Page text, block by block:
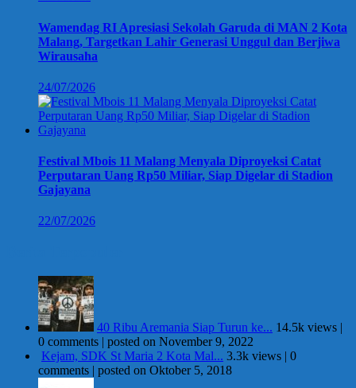
Wamendag RI Apresiasi Sekolah Garuda di MAN 2 Kota
Malang, Targetkan Lahir Generasi Unggul dan Berjiwa
Wirausaha
24/07/2026
Festival Mbois 11 Malang Menyala Diproyeksi Catat
Perputaran Uang Rp50 Miliar, Siap Digelar di Stadion
Gajayana
22/07/2026
40 Ribu Aremania Siap Turun ke... 14.5k views |
0 comments | posted on November 9, 2022
Kejam, SDK St Maria 2 Kota Mal... 3.3k views | 0
comments | posted on Oktober 5, 2018